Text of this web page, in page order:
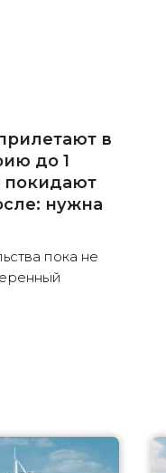
в
до 1
покидают
нужна
пока не